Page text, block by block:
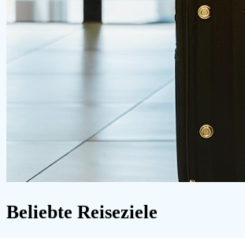
Beliebte Reiseziele